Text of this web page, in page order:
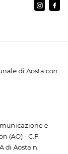
di Aosta con
e
(AO) - C.F.
di Aosta n.